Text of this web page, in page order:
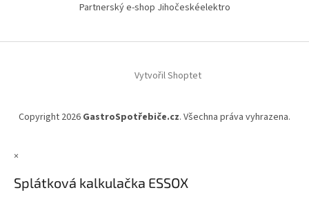
Partnerský e-shop Jihočeskéelektro
Vytvořil Shoptet
Copyright 2026 GastroSpotřebiče.cz. Všechna práva vyhrazena.
×
Splátková kalkulačka ESSOX